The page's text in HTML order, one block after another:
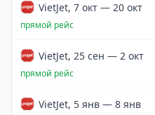
VietJet, 7 окт — 20 окт
прямой рейс
VietJet, 25 сен — 2 окт
прямой рейс
VietJet, 5 янв — 8 янв